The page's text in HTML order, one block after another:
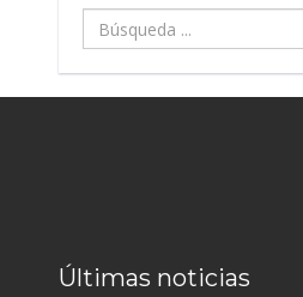
Búsqueda
...
Últimas noticias